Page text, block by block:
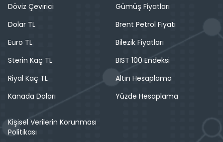
Döviz Çevirici
Dolar TL
Euro TL
Sterin Kaç TL
Riyal Kaç TL
Kanada Doları
Gümüş Fiyatları
Brent Petrol Fiyatı
Bilezik Fiyatları
BIST 100 Endeksi
Altın Hesaplama
Yüzde Hesaplama
Kişisel Verilerin Korunması
Politikası